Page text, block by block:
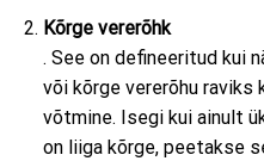
Kõrge vererõhk
. See on defineeritud kui
või kõrge vererõhu
võtmine. Isegi kui ainult
on liiga kõrge, peetakse